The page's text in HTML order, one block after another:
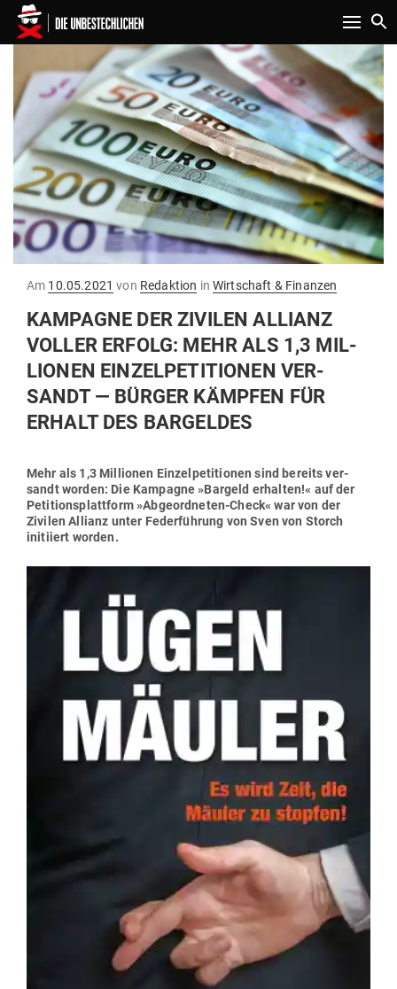
Toggle
Am Gepostet
10.05.2021 von Redaktion in Wirtschaft & Finanzen
KAM­PAGNE DER ZIVILEN ALLIANZ
VOLLER ERFOLG: MEHR ALS 1,3 MIL­
LIONEN EIN­ZEL­PE­TI­TIONEN VER­
SANDT — BÜRGER KÄMPFEN FÜR
ERHALT DES BARGELDES
Mehr als 1,3 Mil­lionen Ein­zel­pe­ti­tionen sind bereits ver­
sandt worden: Die Kam­pagne »Bargeld erhalten!« auf der
Peti­ti­ons­plattform »Abge­ord­neten-Check« war von der
Zivilen Allianz unter Feder­führung von Sven von Storch
initiiert worden.